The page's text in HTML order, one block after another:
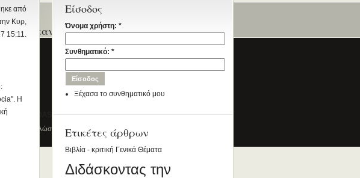
από
Κυρ,
15:11.
Η
Είσοδος
Όνομα χρήστη: *
Συνθηματικό: *
Ξέχασα το συνθηματικό μου
Ετικέτες άρθρων
Βιβλία - κριτική Γενικά Θέματα
Διδάσκοντας την
τελευταία
STAFIDAS
Ελληνικής Γλώσσας -Πύλη για την Ελληνική Γλώσσα